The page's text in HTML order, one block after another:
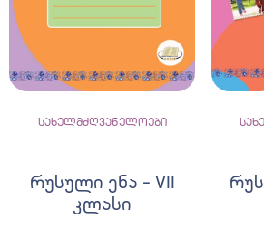
სახელმძღვანელოები
რუსული ენა – VII
კლასი